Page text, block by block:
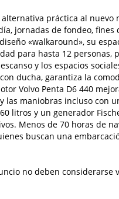
práctica al nuevo
jornadas de fondeo, fines
«walkaround», su
para hasta 12
y los espacios
ducha, garantiza la
Volvo Penta D6 440
las maniobras incluso con
litros y un generador
Menos de 70 horas de
buscan una
no deben considerarse